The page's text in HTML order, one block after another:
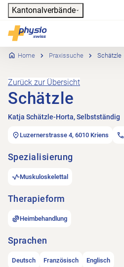
Header
Kantonalverbände
Physioswiss
Hauptnavigation
Home Praxissuche Schätzle
Zurück zur Übersicht
Schätzle
Katja Schätzle-Horta, Selbstständig
Luzernerstrasse 4, 6010 Kriens
Spezialisierung
Muskuloskelettal
Therapieform
Heimbehandlung
Sprachen
Deutsch Französisch Englisch